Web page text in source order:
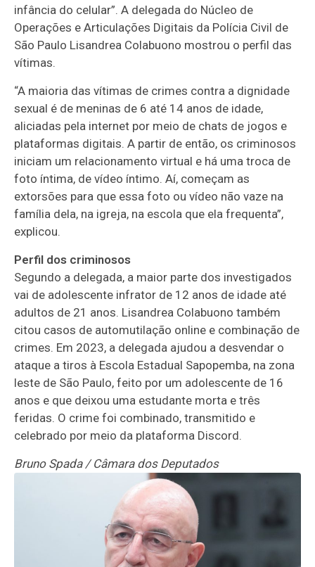
infância do celular”. A delegada do Núcleo de
Operações e Articulações Digitais da Polícia Civil de
São Paulo Lisandrea Colabuono mostrou o perfil das
vítimas.
“A maioria das vítimas de crimes contra a dignidade
sexual é de meninas de 6 até 14 anos de idade,
aliciadas pela internet por meio de chats de jogos e
plataformas digitais. A partir de então, os criminosos
iniciam um relacionamento virtual e há uma troca de
foto íntima, de vídeo íntimo. Aí, começam as
extorsões para que essa foto ou vídeo não vaze na
família dela, na igreja, na escola que ela frequenta”,
explicou.
Perfil dos criminosos
Segundo a delegada, a maior parte dos investigados
vai de adolescente infrator de 12 anos de idade até
adultos de 21 anos. Lisandrea Colabuono também
citou casos de automutilação online e combinação de
crimes. Em 2023, a delegada ajudou a desvendar o
ataque a tiros à Escola Estadual Sapopemba, na zona
leste de São Paulo, feito por um adolescente de 16
anos e que deixou uma estudante morta e três
feridas. O crime foi combinado, transmitido e
celebrado por meio da plataforma Discord.
Bruno Spada / Câmara dos Deputados